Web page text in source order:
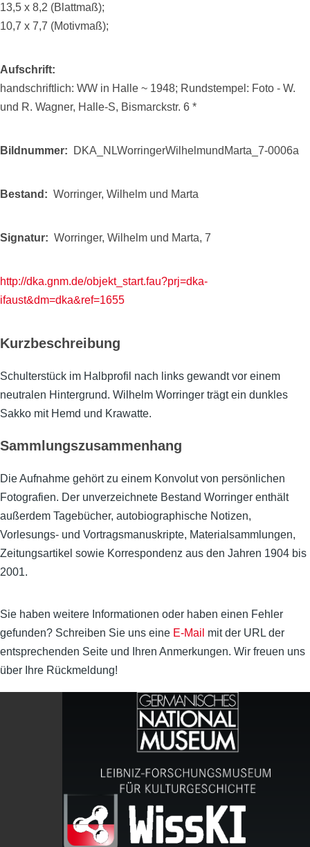
13,5 x 8,2 (Blattmaß);
10,7 x 7,7 (Motivmaß);
Aufschrift
handschriftlich: WW in Halle ~ 1948; Rundstempel: Foto - W.
und R. Wagner, Halle-S, Bismarckstr. 6 *
Bildnummer DKA_NLWorringerWilhelmundMarta_7-0006a
Bestand Worringer, Wilhelm und Marta
Signatur Worringer, Wilhelm und Marta, 7
http://dka.gnm.de/objekt_start.fau?prj=dka-
ifaust&dm=dka&ref=1655
Kurzbeschreibung
Schulterstück im Halbprofil nach links gewandt vor einem
neutralen Hintergrund. Wilhelm Worringer trägt ein dunkles
Sakko mit Hemd und Krawatte.
Sammlungszusammenhang
Die Aufnahme gehört zu einem Konvolut von persönlichen
Fotografien. Der unverzeichnete Bestand Worringer enthält
außerdem Tagebücher, autobiographische Notizen,
Vorlesungs- und Vortragsmanuskripte, Materialsammlungen,
Zeitungsartikel sowie Korrespondenz aus den Jahren 1904 bis
2001.
Sie haben weitere Informationen oder haben einen Fehler
gefunden? Schreiben Sie uns eine E-Mail mit der URL der
entsprechenden Seite und Ihren Anmerkungen. Wir freuen uns
über Ihre Rückmeldung!